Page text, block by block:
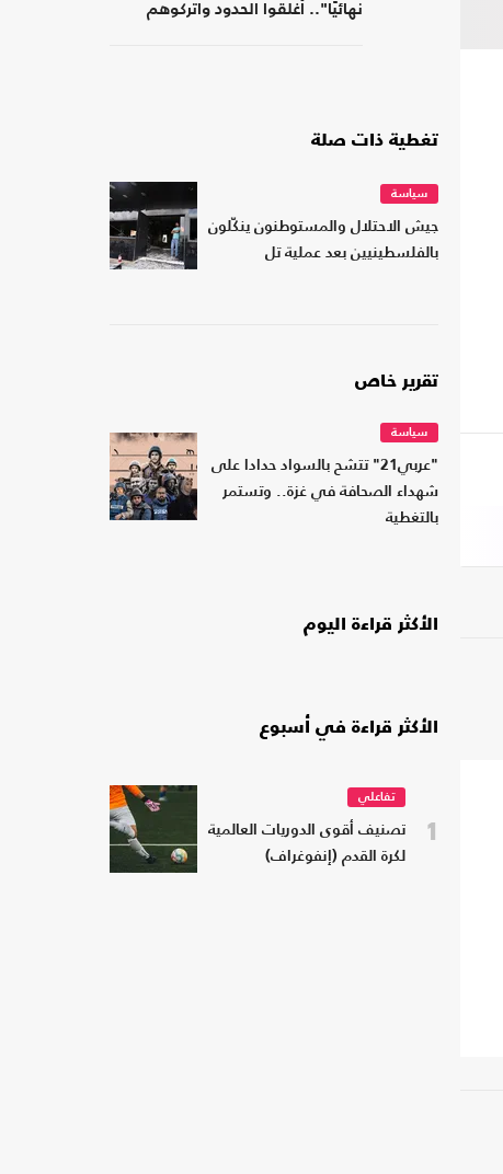
نهائيًا".. أغلقوا الحدود واتركوهم
تغطية ذات صلة
سياسة
جيش الاحتلال والمستوطنون ينكّلون
بالفلسطينيين بعد عملية تل
تقرير خاص
سياسة
"عربي21" تتشح بالسواد حدادا على
شهداء الصحافة في غزة.. وتستمر
بالتغطية
الأكثر قراءة اليوم
الأكثر قراءة في أسبوع
1
تفاعلي
تصنيف أقوى الدوريات العالمية
لكرة القدم (إنفوغراف)